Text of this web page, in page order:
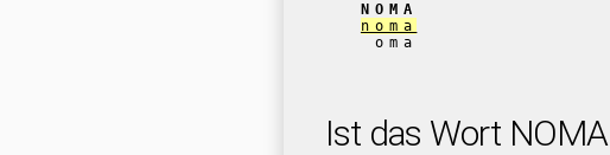
NOMA
noma
oma
Ist das Wort